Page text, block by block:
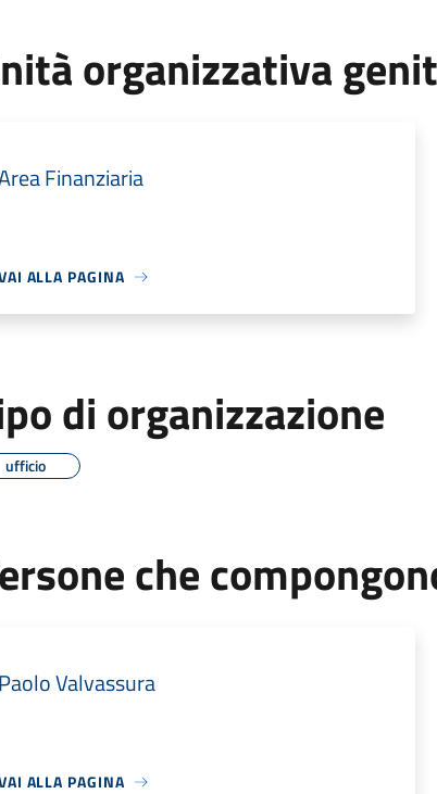
organizzativa
Finanziaria
ALLA PAGINA
di organizzazione
ufficio
che
Paolo Valvassura
ALLA PAGINA